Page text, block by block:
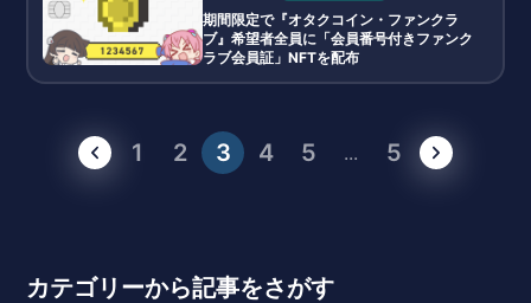
期間限定で『オタクコイン・ファンクラ
ブ』希望者全員に「会員番号付きファンク
ラブ会員証」NFTを配布
1 2 3 4 5 ... 5
カテゴリーから記事をさがす